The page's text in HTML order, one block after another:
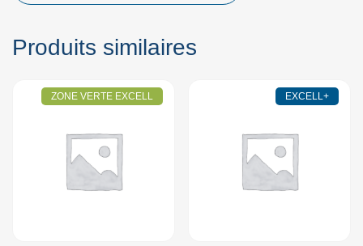
Produits similaires
ZONE VERTE EXCELL EXCELL+